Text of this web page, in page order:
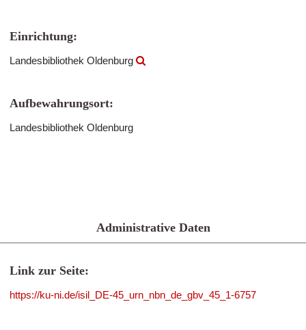
Einrichtung:
Landesbibliothek Oldenburg
Aufbewahrungsort:
Landesbibliothek Oldenburg
Administrative Daten
Link zur Seite:
https://ku-ni.de/isil_DE-45_urn_nbn_de_gbv_45_1-6757